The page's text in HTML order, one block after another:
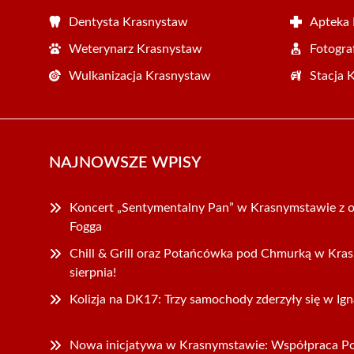
Dentysta Krasnystaw Apteka
Weterynarz Krasnystaw
Wulkanizacja Krasnystaw Stacja
NAJNOWSZE WPISY
Koncert „Sentymentalny Pan” w Krasnymstawie z
Fogga
Chill & Grill oraz Potańcówka pod Chmurką w
sierpnia!
Kolizja na DK17: Trzy samochody zderzyły się w
Nowa inicjatywa w Krasnymstawie: Współpraca